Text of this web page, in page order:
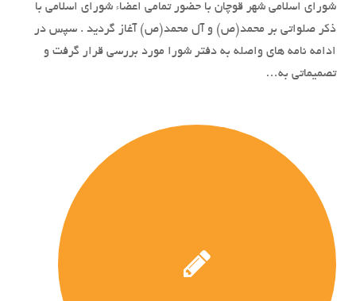
شورای اسلامی شهر قوچان با حضور تمامی اعضاء شورای اسلامی با
ذکر صلواتی بر محمد(ص) و آل محمد(ص) آغاز گردید . سپس در
ادامه نامه های واصله به دفتر شورا مورد بررسی قرار گرفت و
تصمیماتی به…